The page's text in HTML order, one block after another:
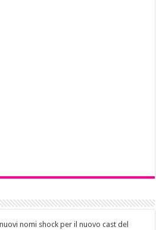
nomi shock per il nuovo cast del